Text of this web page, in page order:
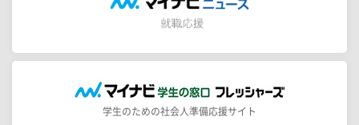
学生のための社会人準備応援サイト